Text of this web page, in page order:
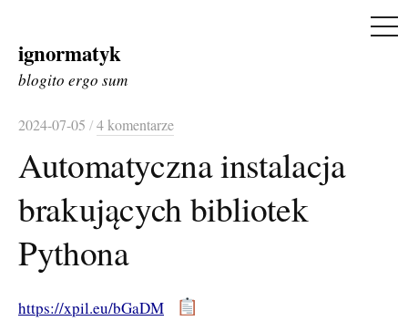
Skip
to
ignormatyk
blogito ergo sum
2024-07-05 /4 komentarze
Automatyczna instalacja
brakujących bibliotek
Pythona
https://xpil.eu/bGaDM